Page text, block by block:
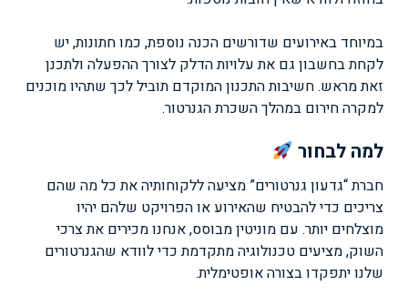
במיוחד באירועים שדורשים הכנה נוספת, כמו חתונות, יש
לקחת בחשבון גם את עלויות הדלק לצורך ההפעלה ולתכנן
זאת מראש. חשיבות התכנון המוקדם תוביל לכך שתהיו מוכנים
למקרה חירום במהלך השכרת הגנרטור.
למה לבחור
חברת “גדעון גנרטורים” מציעה ללקוחותיה את כל מה שהם
צריכים כדי להבטיח שהאירוע או הפרויקט שלהם יהיו
מוצלחים יותר. עם מוניטין מבוסס, אנחנו מכירים את צרכי
השוק, מציעים טכנולוגיה מתקדמת כדי לוודא שהגנרטורים
שלנו יתפקדו בצורה אופטימלית.